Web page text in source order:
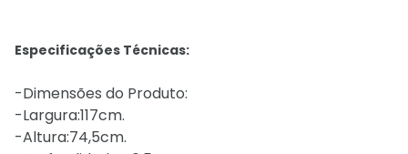
Especificações Técnicas:
-Dimensões do Produto:
-Largura:117cm.
-Altura:74,5cm.